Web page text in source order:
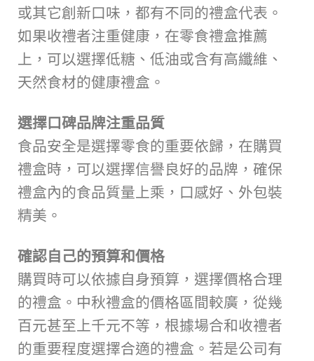
或其它創新口味，都有不同的禮盒代表。
如果收禮者注重健康，在零食禮盒推薦
上，可以選擇低糖、低油或含有高纖維、
天然食材的健康禮盒。
選擇口碑品牌注重品質
食品安全是選擇零食的重要依歸，在購買
禮盒時，可以選擇信譽良好的品牌，確保
禮盒內的食品質量上乘，口感好、外包裝
精美。
確認自己的預算和價格
購買時可以依據自身預算，選擇價格合理
的禮盒。中秋禮盒的價格區間較廣，從幾
百元甚至上千元不等，根據場合和收禮者
的重要程度選擇合適的禮盒。若是公司有